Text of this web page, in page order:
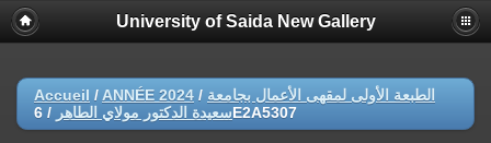
University of Saida New Gallery
Accueil / ANNÉE 2024 / الطبعة الأولى لمقهى الأعمال بجامعة
سعيدة الدكتور مولاي الطاهر / 6E2A5307